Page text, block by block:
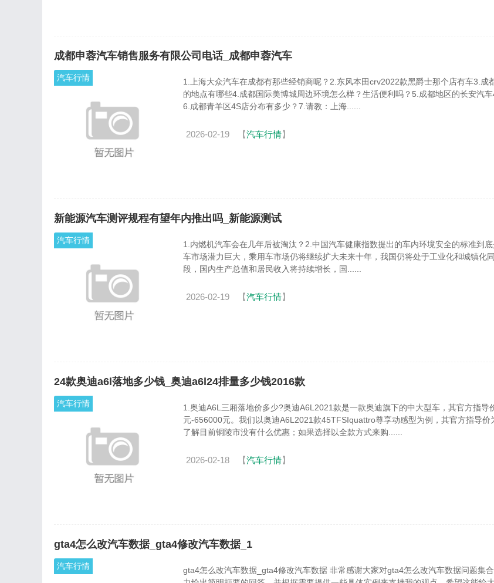
成都申蓉汽车销售服务有限公司电话_成都申蓉汽车
汽车行情
1.上海大众汽车在成都有那些经销商呢？2.东风本田crv2022款黑爵士那个店有车3.成
的地点有哪些4.成都国际美博城周边环境怎么样？生活便利吗？5.成都地区的长安汽
6.成都青羊区4S店分布有多少？7.请教：上海......
2026-02-19 【汽车行情】
新能源汽车测评规程有望年内推出吗_新能源测试
汽车行情
1.内燃机汽车会在几年后被淘汰？2.中国汽车健康指数提出的车内环境安全的标准到
车市场潜力巨大，乘用车市场仍将继续扩大未来十年，我国仍将处于工业化和城镇化
段，国内生产总值和居民收入将持续增长，国......
2026-02-19 【汽车行情】
24款奥迪a6l落地多少钱_奥迪a6l24排量多少钱2016款
汽车行情
1.奥迪A6L三厢落地价多少?奥迪A6L2021款是一款奥迪旗下的中大型车，其官方指导
元-656000元。我们以奥迪A6L2021款45TFSIquattro尊享动感型为例，其官方指导价
了解目前铜陵市没有什么优惠；如果选择以全款方式来购......
2026-02-18 【汽车行情】
gta4怎么改汽车数据_gta4修改汽车数据_1
汽车行情
gta4怎么改汽车数据_gta4修改汽车数据 非常感谢大家对gta4怎么改汽车数据问题集合的贡献。我会努